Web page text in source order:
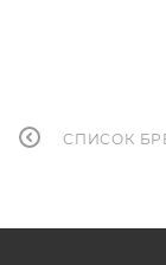
СПИСОК